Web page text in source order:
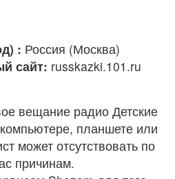
: Россия (Москва)
сайт: russkazki.101.ru
вещание радио Детские
планшете или
может отсутствовать по
причинам.